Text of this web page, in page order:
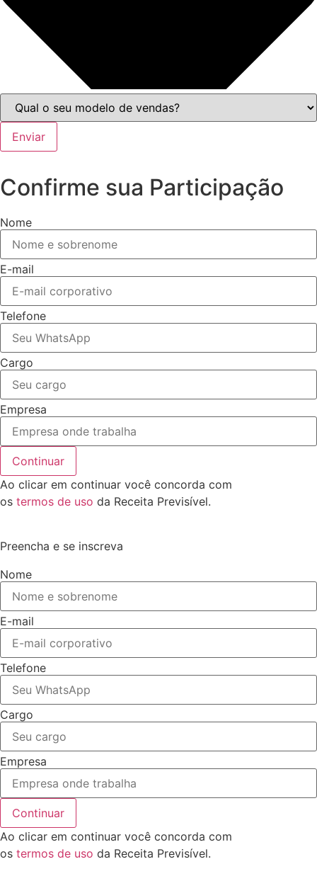
Enviar
Confirme sua Participação
Nome
E-mail
Telefone
Cargo
Empresa
Continuar
Ao clicar em continuar você concorda com
os termos de uso da Receita Previsível.
Preencha e se inscreva
Nome
E-mail
Telefone
Cargo
Empresa
Continuar
Ao clicar em continuar você concorda com
os termos de uso da Receita Previsível.